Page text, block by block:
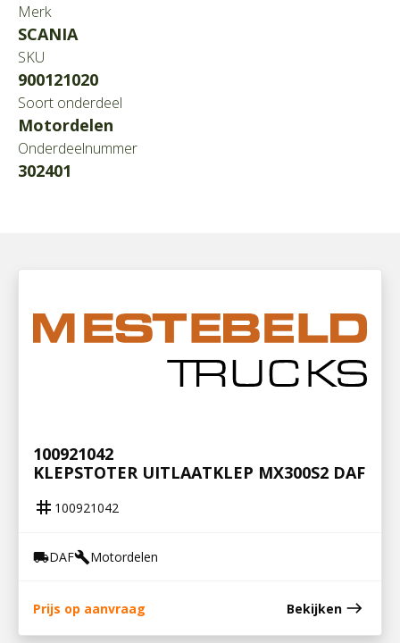
Merk
SCANIA
SKU
900121020
Soort onderdeel
Motordelen
Onderdeelnummer
302401
100921042
KLEPSTOTER UITLAATKLEP MX300S2 DAF
tag 100921042
local_shippingDAFbuildMotordelen
Prijs op aanvraag Bekijken east